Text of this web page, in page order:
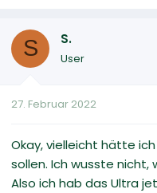
S S.
User
27. Februar 2022
Okay, vielleicht hätte
sollen. Ich wusste nicht,
Also ich hab das Ultra